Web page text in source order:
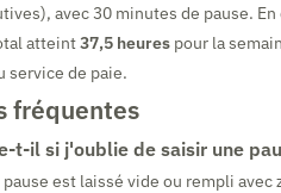
avec 30 minutes de pause.
atteint37,5 heures pour la
service de paie.
fréquentes
t-il si j'oublie de saisir une
pause est laissé vide ou rempli